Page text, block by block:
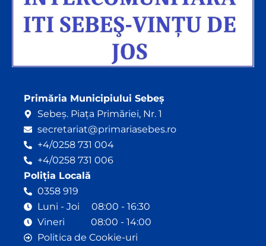
Primăria Municipiului Sebeș
Sebeș. Piața Primăriei, Nr. 1
secretariat@primariasebes.ro
+4/0258 731 004
+4/0258 731 006
Poliția Locală
0358 919
Luni - Joi 08:00 - 16:30
Vineri 08:00 - 14:00
Politica de Cookie-uri